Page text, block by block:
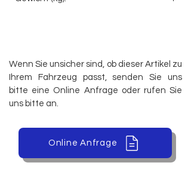
Wenn Sie unsicher sind, ob dieser Artikel zu
Ihrem Fahrzeug passt, senden Sie uns
bitte eine Online Anfrage oder rufen Sie
uns bitte an.
Online Anfrage